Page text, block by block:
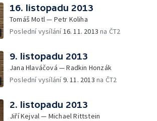
16. listopadu 2013
Tomáš Motl — Petr Koliha
Poslední vysílání16. 11. 2013 na ČT2
9. listopadu 2013
Jana Hlaváčová — Radkin Honzák
Poslední vysílání9. 11. 2013 na ČT2
2. listopadu 2013
Jiří Kejval — Michael Rittstein